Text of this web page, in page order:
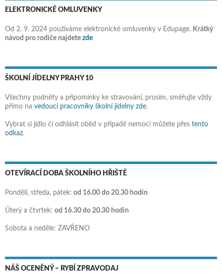
ELEKTRONICKÉ OMLUVENKY
Od 2. 9. 2024 používáme elektronické omluvenky v Edupage. Krátký
návod pro rodiče najdete zde
ŠKOLNÍ JÍDELNY PRAHY 10
Všechny podněty a připomínky ke stravování, prosím, směřujte vždy
přímo na vedoucí pracovníky školní jídelny zde.
Vybrat si jídlo či odhlásit oběd v případě nemoci můžete přes tento
odkaz.
OTEVÍRACÍ DOBA ŠKOLNÍHO HŘIŠTĚ
Pondělí, středa, pátek: od 16.00 do 20.30 hodin
Úterý a čtvrtek: od 16.30 do 20.30 hodin
Sobota a neděle: ZAVŘENO
NÁŠ OCENĚNÝ – RYBÍ ZPRAVODAJ